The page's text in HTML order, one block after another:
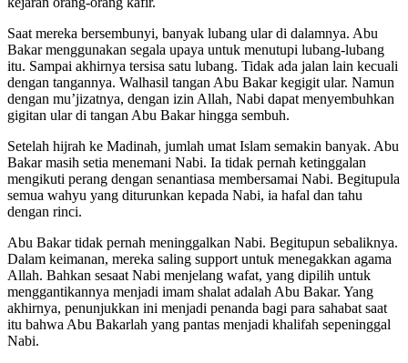
Saat mereka bersembunyi, banyak lubang ular di dalamnya. Abu
Bakar menggunakan segala upaya untuk menutupi lubang-lubang
itu. Sampai akhirnya tersisa satu lubang. Tidak ada jalan lain kecuali
dengan tangannya. Walhasil tangan Abu Bakar kegigit ular. Namun
dengan mu’jizatnya, dengan izin Allah, Nabi dapat menyembuhkan
gigitan ular di tangan Abu Bakar hingga sembuh.
Setelah hijrah ke Madinah, jumlah umat Islam semakin banyak. Abu
Bakar masih setia menemani Nabi. Ia tidak pernah ketinggalan
mengikuti perang dengan senantiasa membersamai Nabi. Begitupula
semua wahyu yang diturunkan kepada Nabi, ia hafal dan tahu
dengan rinci.
Abu Bakar tidak pernah meninggalkan Nabi. Begitupun sebaliknya.
Dalam keimanan, mereka saling support untuk menegakkan agama
Allah. Bahkan sesaat Nabi menjelang wafat, yang dipilih untuk
menggantikannya menjadi imam shalat adalah Abu Bakar. Yang
akhirnya, penunjukkan ini menjadi penanda bagi para sahabat saat
itu bahwa Abu Bakarlah yang pantas menjadi khalifah sepeninggal
Nabi.